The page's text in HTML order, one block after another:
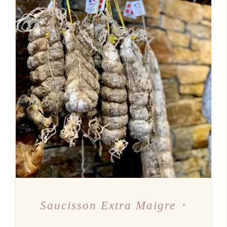
AJOUTER AU PANIER
/
DÉTAILS
Saucisson Extra Maigre ･